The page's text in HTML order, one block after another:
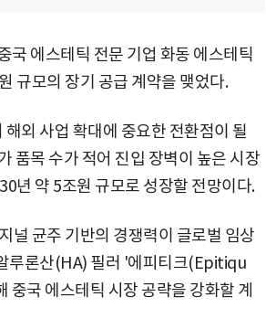
국 에스테틱 전문 기업 화동 에스테틱
규모의 장기 공급 계약을 맺었다.
외 사업 확대에 중요한 전환점이 될
품목 수가 적어 진입 장벽이 높은 시장
년 약 5조원 규모로 성장할 전망이다.
널 균주 기반의 경쟁력이 글로벌 임상
루론산(HA) 필러 '에피티크(Epitiqu
국 에스테틱 시장 공략을 강화할 계